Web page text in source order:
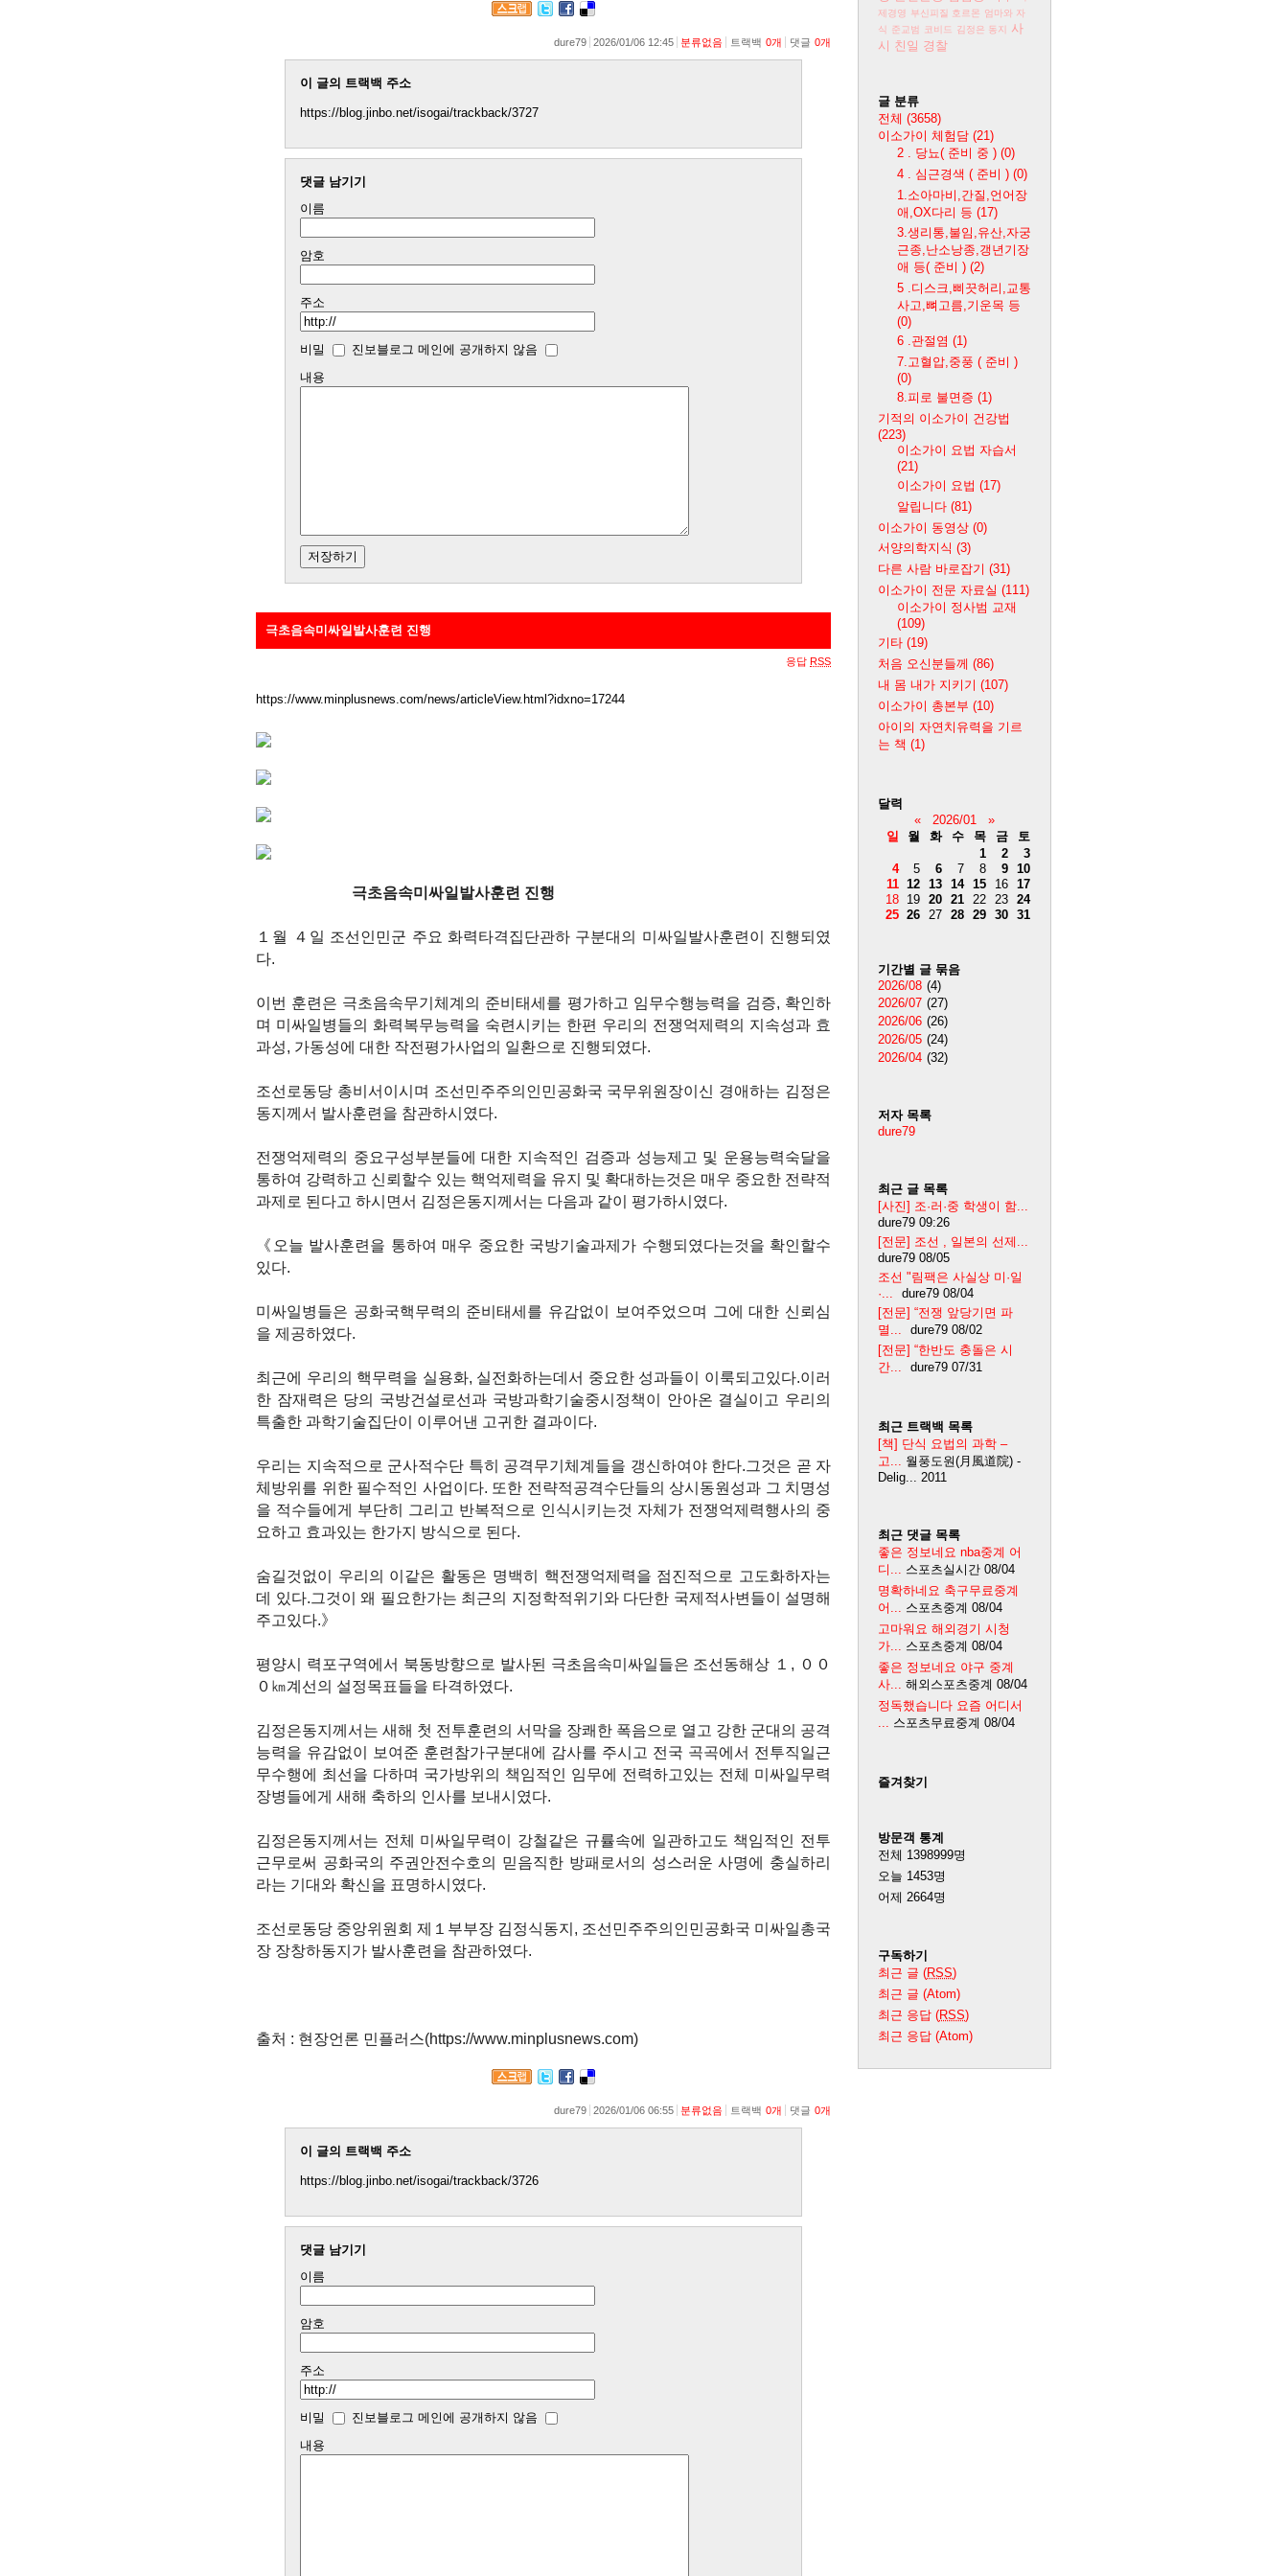
dure79 2026/01/06 12:45 분류없음 트랙백 0개 댓글 0개
이 글의 트랙백 주소
https://blog.jinbo.net/isogai/trackback/3727
댓글 남기기
이름
암호
주소
비밀
진보블로그 메인에 공개하지 않음
내용
극초음속미싸일발사훈련 진행
응답 RSS
https://www.minplusnews.com/news/articleView.html?idxno=17244
극초음속미싸일발사훈련 진행
１월 ４일 조선인민군 주요 화력타격집단관하 구분대의 미싸일발사훈련이 진행되였
다.
이번 훈련은 극초음속무기체계의 준비태세를 평가하고 임무수행능력을 검증, 확인하
며 미싸일병들의 화력복무능력을 숙련시키는 한편 우리의 전쟁억제력의 지속성과 효
과성, 가동성에 대한 작전평가사업의 일환으로 진행되였다.
조선로동당 총비서이시며 조선민주주의인민공화국 국무위원장이신 경애하는 김정은
동지께서 발사훈련을 참관하시였다.
전쟁억제력의 중요구성부분들에 대한 지속적인 검증과 성능제고 및 운용능력숙달을
통하여 강력하고 신뢰할수 있는 핵억제력을 유지 및 확대하는것은 매우 중요한 전략적
과제로 된다고 하시면서 김정은동지께서는 다음과 같이 평가하시였다.
《오늘 발사훈련을 통하여 매우 중요한 국방기술과제가 수행되였다는것을 확인할수
있다.
미싸일병들은 공화국핵무력의 준비태세를 유감없이 보여주었으며 그에 대한 신뢰심
을 제공하였다.
최근에 우리의 핵무력을 실용화, 실전화하는데서 중요한 성과들이 이룩되고있다.이러
한 잠재력은 당의 국방건설로선과 국방과학기술중시정책이 안아온 결실이고 우리의
특출한 과학기술집단이 이루어낸 고귀한 결과이다.
우리는 지속적으로 군사적수단 특히 공격무기체계들을 갱신하여야 한다.그것은 곧 자
체방위를 위한 필수적인 사업이다. 또한 전략적공격수단들의 상시동원성과 그 치명성
을 적수들에게 부단히 그리고 반복적으로 인식시키는것 자체가 전쟁억제력행사의 중
요하고 효과있는 한가지 방식으로 된다.
숨길것없이 우리의 이같은 활동은 명백히 핵전쟁억제력을 점진적으로 고도화하자는
데 있다.그것이 왜 필요한가는 최근의 지정학적위기와 다단한 국제적사변들이 설명해
주고있다.》
평양시 력포구역에서 북동방향으로 발사된 극초음속미싸일들은 조선동해상 １, ００
０㎞계선의 설정목표들을 타격하였다.
김정은동지께서는 새해 첫 전투훈련의 서막을 장쾌한 폭음으로 열고 강한 군대의 공격
능력을 유감없이 보여준 훈련참가구분대에 감사를 주시고 전국 곡곡에서 전투직일근
무수행에 최선을 다하며 국가방위의 책임적인 임무에 전력하고있는 전체 미싸일무력
장병들에게 새해 축하의 인사를 보내시였다.
김정은동지께서는 전체 미싸일무력이 강철같은 규률속에 일관하고도 책임적인 전투
근무로써 공화국의 주권안전수호의 믿음직한 방패로서의 성스러운 사명에 충실하리
라는 기대와 확신을 표명하시였다.
조선로동당 중앙위원회 제１부부장 김정식동지, 조선민주주의인민공화국 미싸일총국
장 장창하동지가 발사훈련을 참관하였다.
출처 : 현장언론 민플러스(https://www.minplusnews.com)
dure79 2026/01/06 06:55 분류없음 트랙백 0개 댓글 0개
이 글의 트랙백 주소
https://blog.jinbo.net/isogai/trackback/3726
댓글 남기기
이름
암호
주소
비밀
진보블로그 메인에 공개하지 않음
내용
제경영
부신피질 호르몬 엄마와 자
식
준교범 코비드 김정은 동지
사
시
친일 경찰
글 분류
전체 (3658)
이소가이 체험담 (21)
2 . 당뇨( 준비 중 ) (0)
4 . 심근경색 ( 준비 ) (0)
1.소아마비,간질,언어장
애,OX다리 등 (17)
3.생리통,불임,유산,자궁
근종,난소낭종,갱년기장
애 등( 준비 ) (2)
5 .디스크,삐끗허리,교통
사고,뼈고름,기운목 등
(0)
6 .관절염 (1)
7.고혈압,중풍 ( 준비 )
(0)
8.피로 불면증 (1)
기적의 이소가이 건강법
(223)
이소가이 요법 자습서
(21)
이소가이 요법 (17)
알립니다 (81)
이소가이 동영상 (0)
서양의학지식 (3)
다른 사람 바로잡기 (31)
이소가이 전문 자료실 (111)
이소가이 정사범 교재
(109)
기타 (19)
처음 오신분들께 (86)
내 몸 내가 지키기 (107)
이소가이 총본부 (10)
아이의 자연치유력을 기르
는 책 (1)
달력
«
2026/01
»
일
월 화 수 목 금
토
1
2
3
4
5 6 7 8 9 10
11 12 13 14 15 16 17
18 19 20 21 22 23 24
25 26 27 28 29 30 31
기간별 글 묶음
2026/08 (4)
2026/07 (27)
2026/06 (26)
2026/05 (24)
2026/04 (32)
저자 목록
dure79
최근 글 목록
[사진] 조·러·중 학생이 함...
dure79 09:26
[전문] 조선 , 일본의 선제...
dure79 08/05
조선 "림팩은 사실상 미·일
·...
dure79 08/04
[전문] “전쟁 앞당기면 파
멸...
dure79 08/02
[전문] “한반도 충돌은 시
간...
dure79 07/31
최근 트랙백 목록
[책] 단식 요법의 과학 –
고... 월풍도원(月風道院) -
Delig... 2011
최근 댓글 목록
좋은 정보네요 nba중계 어
디... 스포츠실시간 08/04
명확하네요 축구무료중계
어... 스포츠중계 08/04
고마워요 해외경기 시청
가... 스포츠중계 08/04
좋은 정보네요 야구 중계
사...
해외스포츠중계 08/04
정독했습니다 요즘 어디서
스포츠무료중계 08/04
즐겨찾기
방문객 통계
전체 1398999명
오늘 1453명
어제 2664명
구독하기
최근 글 (RSS)
최근 글 (Atom)
최근 응답 (RSS)
최근 응답 (Atom)